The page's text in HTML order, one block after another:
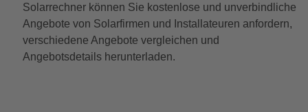
Solarrechner können Sie kostenlose und unverbindliche
Angebote von Solarfirmen und Installateuren anfordern,
verschiedene Angebote vergleichen und
Angebotsdetails herunterladen.